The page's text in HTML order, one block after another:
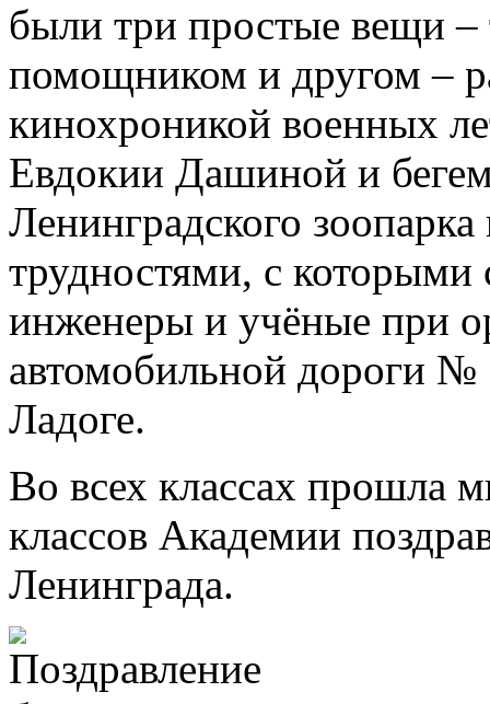
были три простые вещи –
помощником и другом –
кинохроникой военных
Евдокии Дашиной и
Ленинградского
трудностями, с которыми
инженеры и учёные при
автомобильной дороги
Ладоге.
Во всех классах прошла
классов Академии
Ленинграда.